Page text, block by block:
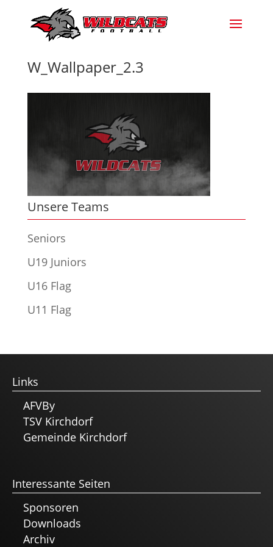
W_Wallpaper_2.3
Unsere Teams
Seniors
U19 Juniors
U16 Flag
U11 Flag
Links
AFVBy
TSV Kirchdorf
Gemeinde Kirchdorf
Interessante Seiten
Sponsoren
Downloads
Archiv